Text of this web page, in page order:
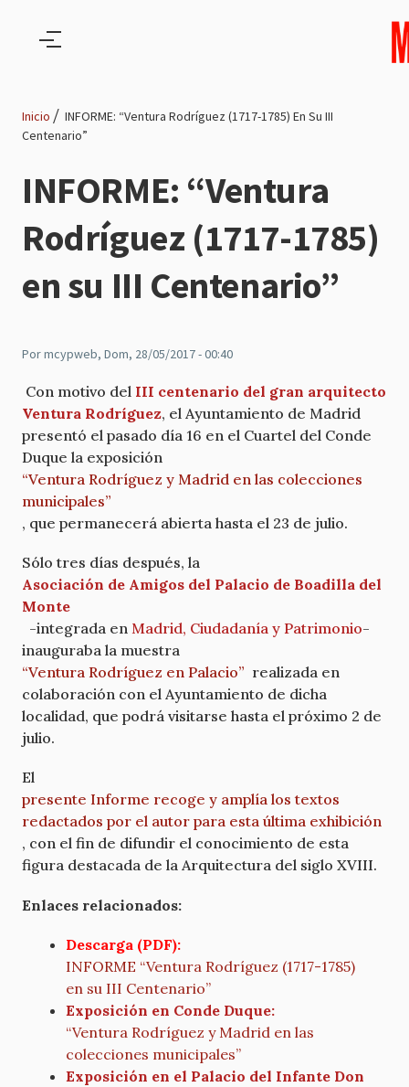
de
navegación
Inicio
INFORME: “Ventura Rodríguez (1717-1785) En Su III
Centenario”
INFORME: “Ventura
Rodríguez (1717-1785)
en su III Centenario”
Pormcypweb, Dom, 28/05/2017 - 00:40
Con motivo del III centenario del gran arquitecto
Ventura Rodríguez, el Ayuntamiento de Madrid
presentó el pasado día 16 en el Cuartel del Conde
Duque la exposición
“Ventura Rodríguez y Madrid en las colecciones
municipales”
, que permanecerá abierta hasta el 23 de julio.
Sólo tres días después, la
Asociación de Amigos del Palacio de Boadilla del
Monte
-integrada en Madrid, Ciudadanía y Patrimonio-
inauguraba la muestra
“Ventura Rodríguez en Palacio” realizada en
colaboración con el Ayuntamiento de dicha
localidad, que podrá visitarse hasta el próximo 2 de
julio.
El
presente Informe recoge y amplía los textos
redactados por el autor para esta última exhibición
, con el fin de difundir el conocimiento de esta
figura destacada de la Arquitectura del siglo XVIII.
Enlaces relacionados:
Descarga (PDF):
INFORME “Ventura Rodríguez (1717-1785)
en su III Centenario”
Exposición en Conde Duque:
“Ventura Rodríguez y Madrid en las
colecciones municipales”
Exposición en el Palacio del Infante Don